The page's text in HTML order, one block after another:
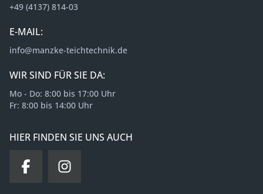
+49 (4137) 814-03
E-MAIL:
info@manzke-teichtechnik.de
WIR SIND FÜR SIE DA:
Mo - Do: 8:00 bis 17:00 Uhr
Fr: 8:00 bis 14:00 Uhr
HIER FINDEN SIE UNS AUCH